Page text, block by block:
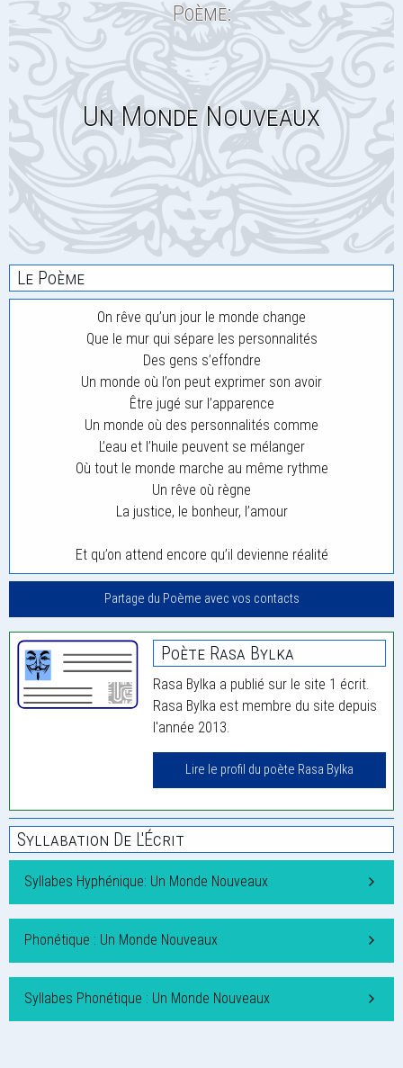
Poème:
Un Monde Nouveaux
Le Poème
On rêve qu’un jour le monde change
Que le mur qui sépare les personnalités
Des gens s’effondre
Un monde où l’on peut exprimer son avoir
Être jugé sur l’apparence
Un monde où des personnalités comme
L’eau et l’huile peuvent se mélanger
Où tout le monde marche au même rythme
Un rêve où règne
La justice, le bonheur, l’amour
Et qu’on attend encore qu’il devienne réalité
Partage du Poème avec vos contacts
Poète Rasa Bylka
Rasa Bylka a publié sur le site 1 écrit.
Rasa Bylka est membre du site depuis
l'année 2013.
Lire le profil du poète Rasa Bylka
Syllabation De L'Écrit
Syllabes Hyphénique: Un Monde Nouveaux
Phonétique : Un Monde Nouveaux
Syllabes Phonétique : Un Monde Nouveaux